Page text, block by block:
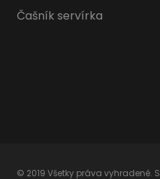
Čašník servírka
© 2019 Všetky práva vyhradené. S